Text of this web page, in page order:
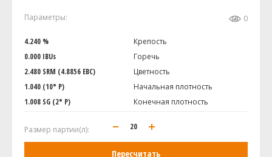
Параметры: 0
4.240 %
Крепость
0.000 IBUs
Горечь
2.480 SRM (4.8856 EBC)
Цветность
1.040 (10° P)
Начальная плотность
1.008 SG (2° P)
Конечная плотность
Размер партии(л):
Пересчитать